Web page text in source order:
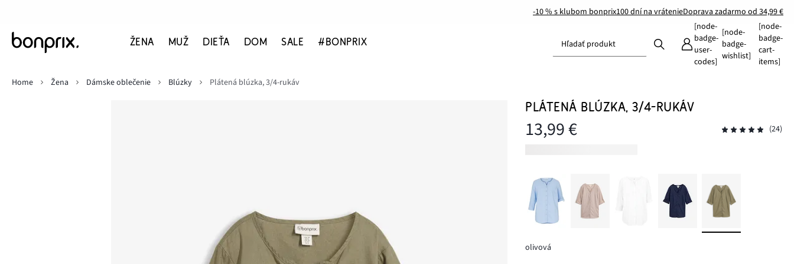
-10 % s klubom bonprix100 dní na vrátenieDoprava zadarmo od 34,99 €
ŽENA MUŽ DIEŤA DOM SALE #BONPRIX Hľadať produkt
[node-
badge-
user-
codes]
[node-
badge-
wishlist]
[node-
badge-
cart-
items]
Home
Žena Dámske oblečenie Blúzky Plátená blúzka, 3/4-rukáv
PLÁTENÁ BLÚZKA, 3/4-RUKÁV
13,99 € (24)
olivová